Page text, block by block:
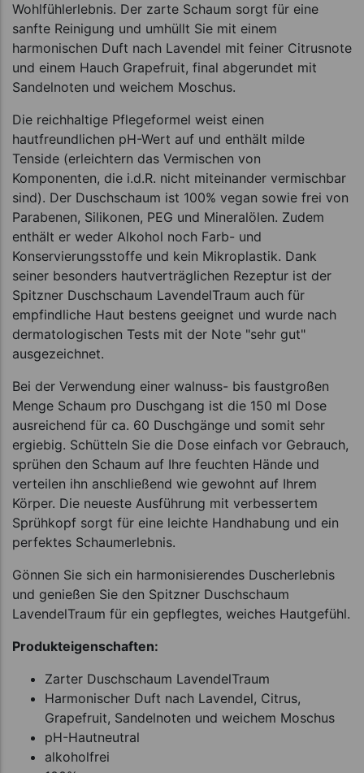
Wohlfühlerlebnis. Der zarte Schaum sorgt für eine
sanfte Reinigung und umhüllt Sie mit einem
harmonischen Duft nach Lavendel mit feiner Citrusnote
und einem Hauch Grapefruit, final abgerundet mit
Sandelnoten und weichem Moschus.
Die reichhaltige Pflegeformel weist einen
hautfreundlichen pH-Wert auf und enthält milde
Tenside (erleichtern das Vermischen von
Komponenten, die i.d.R. nicht miteinander vermischbar
sind). Der Duschschaum ist 100% vegan sowie frei von
Parabenen, Silikonen, PEG und Mineralölen. Zudem
enthält er weder Alkohol noch Farb- und
Konservierungsstoffe und kein Mikroplastik. Dank
seiner besonders hautverträglichen Rezeptur ist der
Spitzner Duschschaum LavendelTraum auch für
empfindliche Haut bestens geeignet und wurde nach
dermatologischen Tests mit der Note "sehr gut"
ausgezeichnet.
Bei der Verwendung einer walnuss- bis faustgroßen
Menge Schaum pro Duschgang ist die 150 ml Dose
ausreichend für ca. 60 Duschgänge und somit sehr
ergiebig. Schütteln Sie die Dose einfach vor Gebrauch,
sprühen den Schaum auf Ihre feuchten Hände und
verteilen ihn anschließend wie gewohnt auf Ihrem
Körper. Die neueste Ausführung mit verbessertem
Sprühkopf sorgt für eine leichte Handhabung und ein
perfektes Schaumerlebnis.
Gönnen Sie sich ein harmonisierendes Duscherlebnis
und genießen Sie den Spitzner Duschschaum
LavendelTraum für ein gepflegtes, weiches Hautgefühl.
Produkteigenschaften:
Zarter Duschschaum LavendelTraum
Harmonischer Duft nach Lavendel, Citrus,
Grapefruit, Sandelnoten und weichem Moschus
pH-Hautneutral
alkoholfrei